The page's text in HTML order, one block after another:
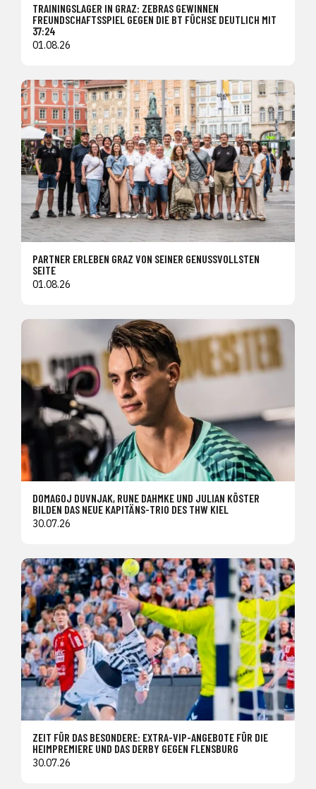
TRAININGSLAGER IN GRAZ: ZEBRAS GEWINNEN
FREUNDSCHAFTSSPIEL GEGEN DIE BT FÜCHSE DEUTLICH MIT
37:24
01.08.26
PARTNER ERLEBEN GRAZ VON SEINER GENUSSVOLLSTEN
SEITE
01.08.26
DOMAGOJ DUVNJAK, RUNE DAHMKE UND JULIAN KÖSTER
BILDEN DAS NEUE KAPITÄNS-TRIO DES THW KIEL
30.07.26
ZEIT FÜR DAS BESONDERE: EXTRA-VIP-ANGEBOTE FÜR DIE
HEIMPREMIERE UND DAS DERBY GEGEN FLENSBURG
30.07.26